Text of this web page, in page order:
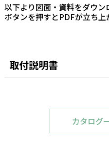
以下より図面・資料をダウ
ボタンを押すとPDFが立ち上
取付説明書
カタログ